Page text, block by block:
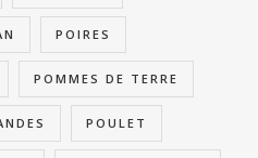
POIRES
POMMES DE TERRE
POULET